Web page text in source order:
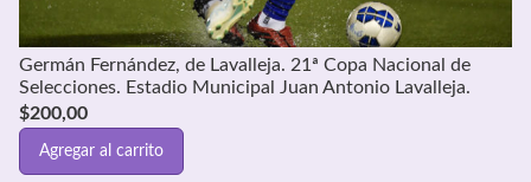
Germán Fernández, de Lavalleja. 21ª Copa Nacional de
Selecciones. Estadio Municipal Juan Antonio Lavalleja.
$200,00
Agregar al carrito